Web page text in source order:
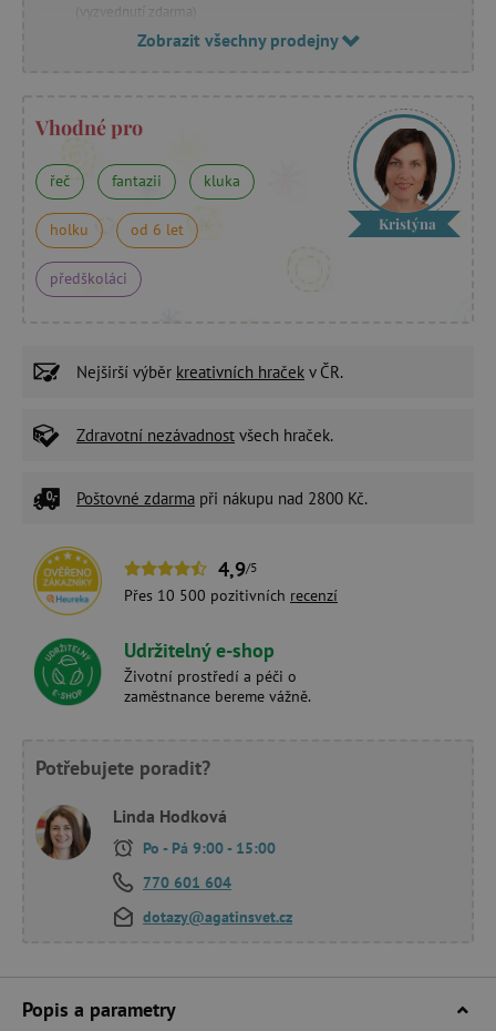
(vyzvednutí zdarma)
Zobrazit všechny prodejny
Vhodné pro
řeč fantazii kluka
holku od 6 let
předškoláci
Kristýna
Nejširší výběr kreativních hraček v ČR.
Zdravotní nezávadnost všech hraček.
Poštovné zdarma při nákupu nad 2800 Kč.
4,9/5
Přes 10 500 pozitivních recenzí
Udržitelný e-shop
Životní prostředí a péči o
zaměstnance bereme vážně.
Potřebujete poradit?
Linda Hodková
Po - Pá 9:00 - 15:00
770 601 604
dotazy@agatinsvet.cz
Popis a parametry